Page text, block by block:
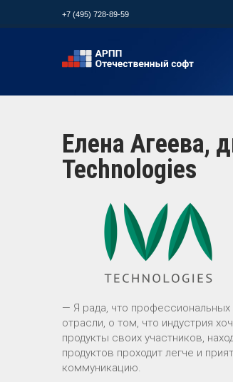
+7 (495) 728-89-59
Елена Агеева,
Technologies
— Я рада, что
отрасли, о том, что индустрия
продукты своих участников,
продуктов проходит легче и
коммуникацию.